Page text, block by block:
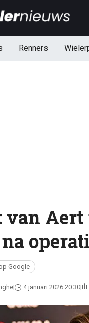
Renners
van Aert
Google
4 januari 2026 20:30